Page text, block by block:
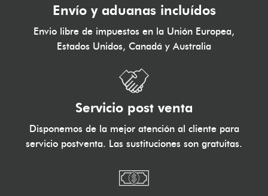
Envío y aduanas incluídos
Envio libre de impuestos en la Unión Europea,
Estados Unidos, Canadá y Australia
Servicio post venta
Disponemos de la mejor atención al cliente para
servicio postventa. Las sustituciones son gratuitas.